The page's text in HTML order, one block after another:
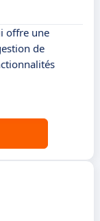
offre une
de